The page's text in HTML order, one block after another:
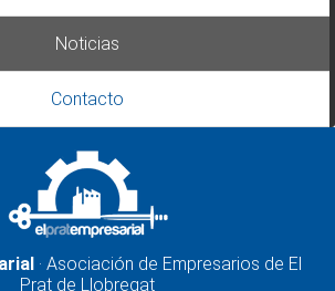
Noticias
Contacto
· Asociación de Empresarios de El
Prat de Llobregat